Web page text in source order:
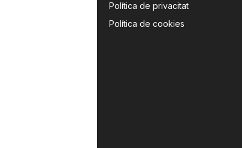
Política de privacitat
Política de cookies